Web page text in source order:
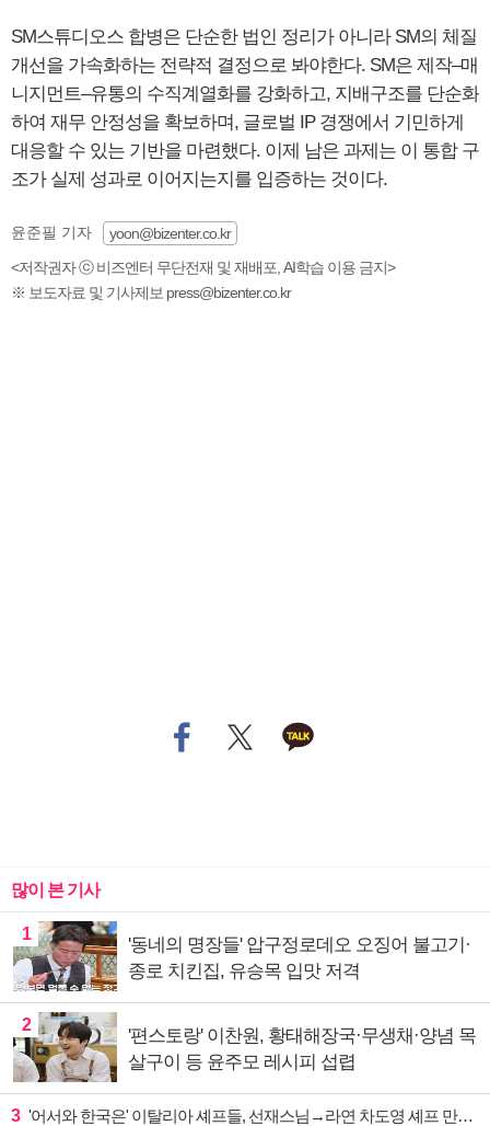
SM스튜디오스 합병은 단순한 법인 정리가 아니라 SM의 체질
개선을 가속화하는 전략적 결정으로 봐야한다. SM은 제작–매
니지먼트–유통의 수직계열화를 강화하고, 지배구조를 단순화
하여 재무 안정성을 확보하며, 글로벌 IP 경쟁에서 기민하게
대응할 수 있는 기반을 마련했다. 이제 남은 과제는 이 통합 구
조가 실제 성과로 이어지는지를 입증하는 것이다.
윤준필 기자
yoon@bizenter.co.kr
<저작권자 ⓒ 비즈엔터 무단전재 및 재배포, AI학습 이용 금지>
※ 보도자료 및 기사제보 press@bizenter.co.kr
많이 본 기사
1
'동네의 명장들' 압구정로데오 오징어 불고기·
종로 치킨집, 유승목 입맛 저격
2
'편스토랑' 이찬원, 황태해장국·무생채·양념 목
살구이 등 윤주모 레시피 섭렵
3 '어서와 한국은' 이탈리아 셰프들, 선재스님→라연 차도영 셰프 만난다